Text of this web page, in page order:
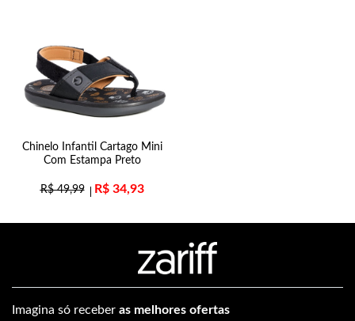
Chinelo Infantil Cartago Mini
Com Estampa Preto
R$49,99 R$34,93
Imagina só receber as melhores ofertas